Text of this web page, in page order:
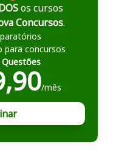
os cursos
Concursos.
para concursos
/mês